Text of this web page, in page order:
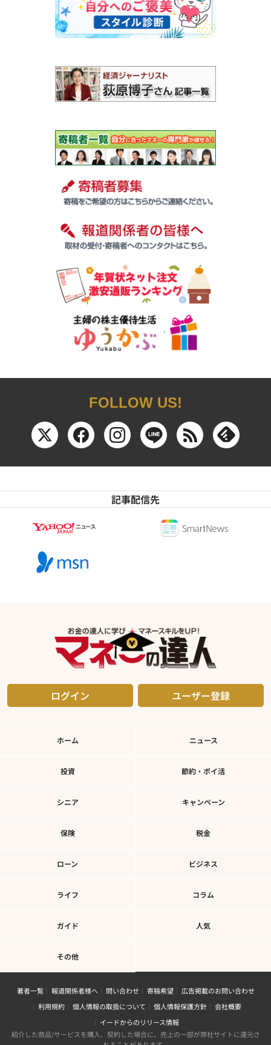
FOLLOW US!
記事配信先
ログイン ユーザー登録
ホーム ニュース
投資 節約・ポイ活
シニア キャンペーン
保険 税金
ローン ビジネス
ライフ コラム
ガイド 人気
その他
著者一覧 報道関係者様へ 問い合わせ 寄稿希望
広告掲載のお問い合わせ
利用規約
個人情報の取扱について 個人情報保護方針
会社概要
イードからのリリース情報
紹介した商品/サービスを購入、契約した場合に、売上の一部が弊社サイトに還元さ